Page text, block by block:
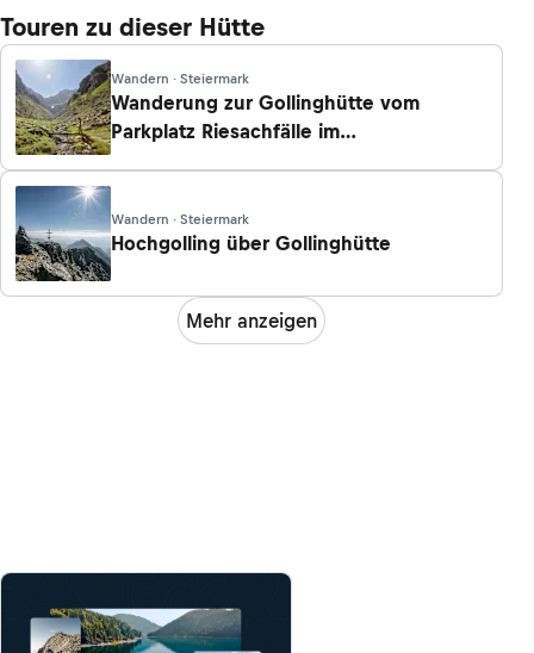
Touren zu dieser Hütte
Wandern · Steiermark
Wanderung zur Gollinghütte vom
Parkplatz Riesachfälle im
Wandern · Steiermark
Hochgolling über Gollinghütte
Mehr anzeigen